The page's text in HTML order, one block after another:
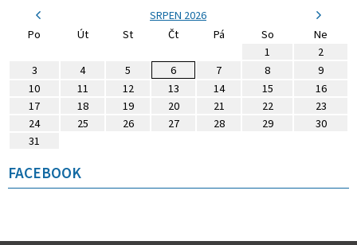
SRPEN 2026
Po
Út St Čt Pá So
Ne
1
2
3
4 5 6 7 8
9
10
11 12 13 14 15
16
17
18 19 20 21 22
23
24
25 26 27 28 29
30
31
FACEBOOK